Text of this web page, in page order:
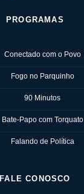
PROGRAMAS
Conectado com o Povo
Fogo no Parquinho
90 Minutos
Bate-Papo com Torquato
Falando de Política
FALE CONOSCO